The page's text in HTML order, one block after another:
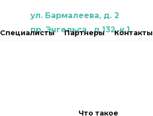
ул. Бармалеева, д. 2
пр. Энгельса , д.132, к.1
Специалисты Партнеры Контакты
Что такое